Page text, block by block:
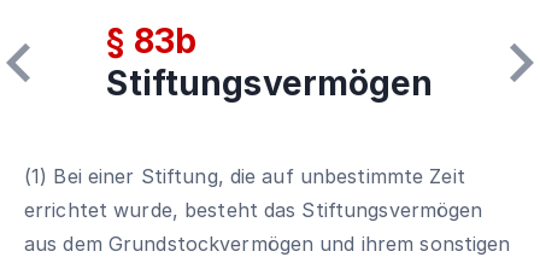
§ 83b
Stiftungsvermögen
(1) Bei einer Stiftung, die auf unbestimmte Zeit
errichtet wurde, besteht das Stiftungsvermögen
aus dem Grundstockvermögen und ihrem sonstigen